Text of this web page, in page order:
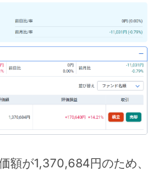
額が1,370,684円のため、